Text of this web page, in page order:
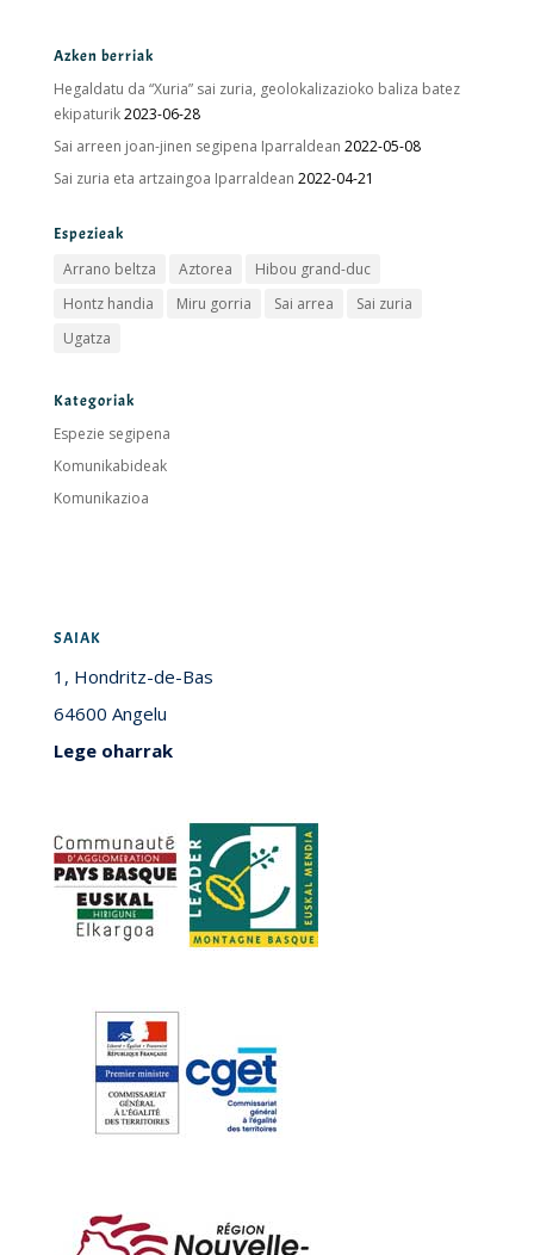
Azken berriak
Hegaldatu da “Xuria” sai zuria, geolokalizazioko baliza batez
ekipaturik2023-06-28
Sai arreen joan-jinen segipena Iparraldean 2022-05-08
Sai zuria eta artzaingoa Iparraldean 2022-04-21
Espezieak
Arrano beltza Aztorea
Hibou grand-duc
Hontz handia
Miru gorria Sai arrea
Sai zuria
Ugatza
Kategoriak
Espezie segipena
Komunikabideak
Komunikazioa
SAIAK
1, Hondritz-de-Bas
64600 Angelu
Lege oharrak